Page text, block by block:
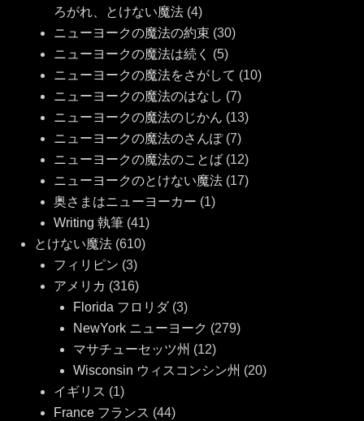
ろがれ、とけない魔法(4)
ニューヨークの魔法の約束 (30)
ニューヨークの魔法は続く
(5)
ニューヨークの魔法をさがして (10)
ニューヨークの魔法のはなし (7)
ニューヨークの魔法のじかん (13)
ニューヨークの魔法のさんぽ(7)
ニューヨークの魔法のことば(12)
ニューヨークのとけない魔法(17)
奥さまはニューヨーカー (1)
Writing 執筆(41)
とけない魔法(610)
フィリピン (3)
アメリカ (316)
Florida フロリダ(3)
NewYork ニューヨーク (279)
マサチューセッツ州 (12)
Wisconsin ウィスコンシン州 (20)
イギリス (1)
France フランス (44)